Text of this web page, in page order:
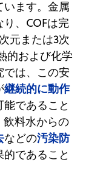
ます。金属
、COFは完
元または3次
的および化学
は、この安
継続的に動作
であること
飲料水からの
などの汚染防
であること